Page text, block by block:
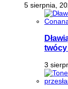
5 sierpnia,
3